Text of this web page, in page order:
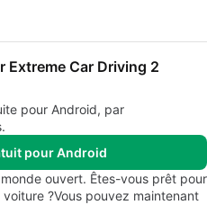
Extreme Car Driving 2
pour Android, par
pour Android
ouvert. Êtes-vous prêt pour
?Vous pouvez maintenant